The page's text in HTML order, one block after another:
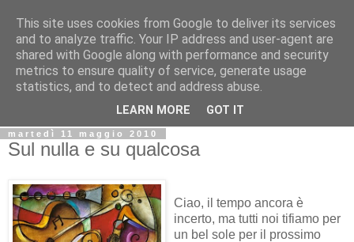
Biblio@rti in
Il Blog della Biblioteca di Area delle arti per condividere
informazioni iniziative incontri
martedì 11 maggio 2010
Sul nulla e su qualcosa
Ciao, il tempo ancora è
incerto, ma tutti noi tifiamo per
un bel sole per il prossimo
This site uses cookies from Google to deliver its services
and to analyze traffic. Your IP address and user-agent are
shared with Google along with performance and security
metrics to ensure quality of service, generate usage
statistics, and to detect and address abuse.
LEARN MORE GOT IT